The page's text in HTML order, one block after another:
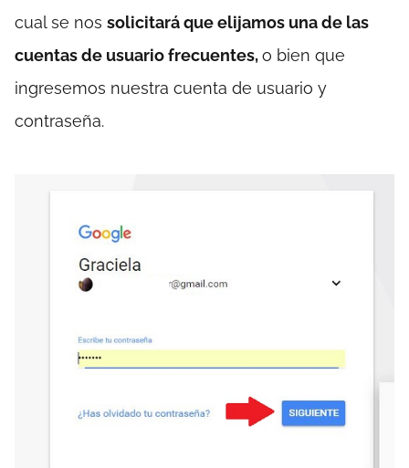
cual se nos solicitará que elijamos una de las
cuentas de usuario frecuentes,o bien que
ingresemos nuestra cuenta de usuario y
contraseña.